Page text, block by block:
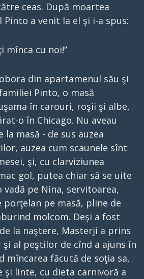
ceas. După moartea
a venit la el şi i-a spus:
mînca cu noi!”
din apartamenul său şi
Pinto, o masă
în carouri, roşii şi albe,
o în Chicago. Nu aveau
la masă - de sus auzea
auzea cum scaunele sînt
şi, cu clarviziunea
gol, putea chiar să se uite
vadă pe Nina, servitoarea,
pe masă, pline de
molcom. Deşi a fost
la naştere, Masterji a prins
al peştilor de cînd a ajuns în
mîncarea făcută de soţia sa,
şi linte, cu dieta carnivoră a